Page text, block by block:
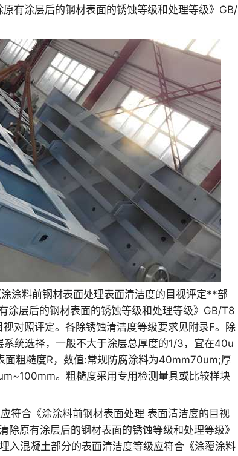
有涂层后的钢材表面的锈蚀等级和处理等级》GB/
涂料前钢材表面处理表面清洁度的目视评定**部
涂层后的钢材表面的锈蚀等级和处理等级》GB/T8
对照评定。各除锈蚀清洁度等级要求见附录F。除
统选择，一般不大于涂层总厚度的1/3，宜在40u
粗糙度R，数值:常规防腐涂料为40mm70um;厚
。粗糙度采用专用检测量具或比较样块
符合《涂涂料前钢材表面处理 表面清洁度的目视
原有涂层后的钢材表面的锈蚀等级和处理等级》
入混凝土部分的表面清洁度等级应符合《涂覆涂料